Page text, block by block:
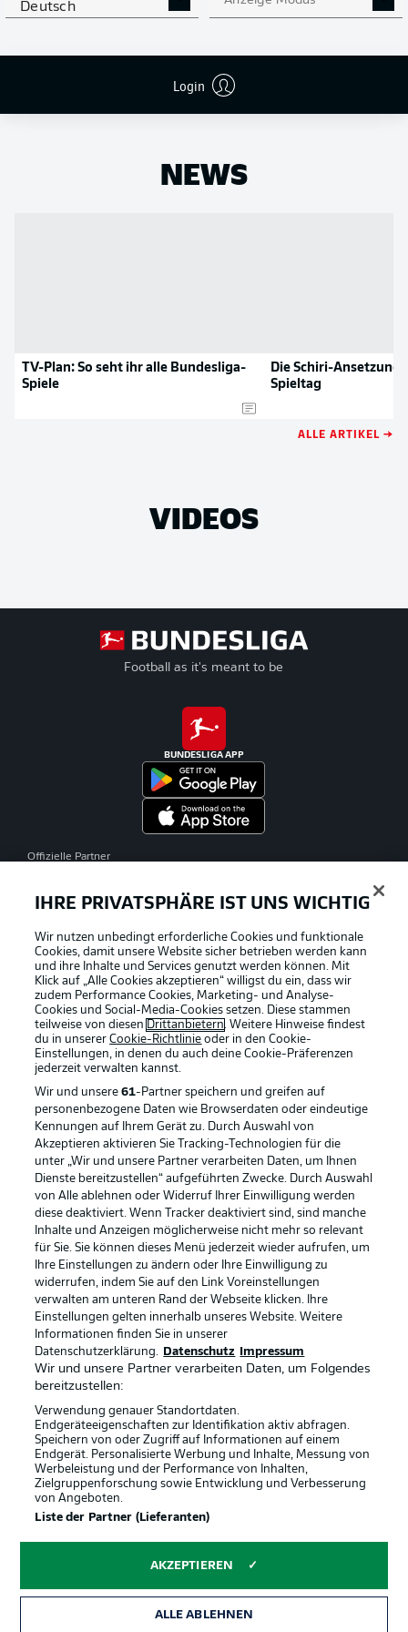
Deutsch
Login APP STORE
NEWS
TV-Plan: So seht ihr alle Bundesliga-
Spiele
Die Schiri-
Spieltag
ALLE ARTIKEL →
VIDEOS
Football as it's meant to be
BUNDESLIGA APP
Offizielle Partner
Rechtliche Hinweise Voreinstellungen verwalten
Datenschutz Nutzungsbedingungen
Kontakt Jobs
Impressum Partner
Spieler Liveticker
AGB
© 2026 Bundesliga-Gruppe GmbH
Sprachauswahl
IHRE PRIVATSPHÄRE IST UNS WICHTIG
Wir nutzen unbedingt erforderliche Cookies und funktionale
Cookies, damit unsere Website sicher betrieben werden kann
und ihre Inhalte und Services genutzt werden können. Mit
Klick auf „Alle Cookies akzeptieren“ willigst du ein, dass wir
zudem Performance Cookies, Marketing- und Analyse-
Cookies und Social-Media-Cookies setzen. Diese stammen
teilweise von diesen Drittanbietern. Weitere Hinweise findest
du in unsererCookie-Richtlinie oder in den Cookie-
Einstellungen, in denen du auch deine Cookie-Präferenzen
jederzeit verwalten kannst.
Wir und unsere61-Partner speichern und greifen auf
personenbezogene Daten wie Browserdaten oder eindeutige
Kennungen auf Ihrem Gerät zu. Durch Auswahl von
Akzeptieren aktivieren Sie Tracking-Technologien für die
unter „Wir und unsere Partner verarbeiten Daten, um Ihnen
Dienste bereitzustellen“ aufgeführten Zwecke. Durch Auswahl
von Alle ablehnen oder Widerruf Ihrer Einwilligung werden
diese deaktiviert. Wenn Tracker deaktiviert sind, sind manche
Inhalte und Anzeigen möglicherweise nicht mehr so relevant
für Sie. Sie können dieses Menü jederzeit wieder aufrufen, um
Ihre Einstellungen zu ändern oder Ihre Einwilligung zu
widerrufen, indem Sie auf den Link Voreinstellungen
verwalten am unteren Rand der Webseite klicken. Ihre
Einstellungen gelten innerhalb unseres Website. Weitere
Informationen finden Sie in unserer
Datenschutzerklärung.
Datenschutz Impressum
Wir und unsere Partner verarbeiten Daten, um Folgendes
bereitzustellen:
Verwendung genauer Standortdaten.
Endgeräteeigenschaften zur Identifikation aktiv abfragen.
Speichern von oder Zugriff auf Informationen auf einem
Endgerät. Personalisierte Werbung und Inhalte, Messung von
Werbeleistung und der Performance von Inhalten,
Zielgruppenforschung sowie Entwicklung und Verbesserung
von Angeboten.
Liste der Partner (Lieferanten)
AKZEPTIEREN
ALLE ABLEHNEN